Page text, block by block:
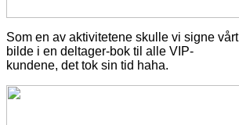
Som en av aktivitetene skulle vi signe vårt
bilde i en deltager-bok til alle VIP-
kundene, det tok sin tid haha.